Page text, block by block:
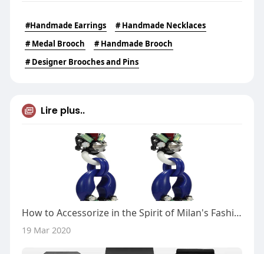
#Handmade Earrings
# Handmade Necklaces
# Medal Brooch
# Handmade Brooch
# Designer Brooches and Pins
Lire plus..
How to Accessorize in the Spirit of Milan's Fashion Week
19 Mar 2020